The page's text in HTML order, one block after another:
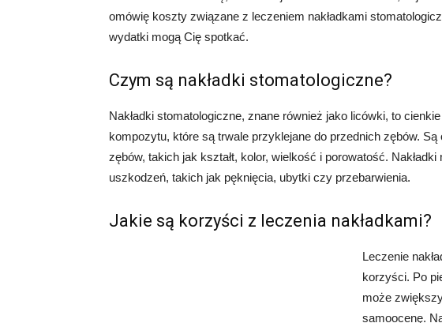
omówię koszty związane z leczeniem nakładkami
wydatki mogą Cię spotkać.
Czym są nakładki stomatologiczne?
Nakładki stomatologiczne, znane również jako licówki, to
kompozytu, które są trwale przyklejane do przednich zębów.
zębów, takich jak kształt, kolor, wielkość i porowatość.
uszkodzeń, takich jak pęknięcia, ubytki czy przebarwienia.
Jakie są korzyści z leczenia nakładkami?
Leczenie
korzyści. Po
może
samoocenę.